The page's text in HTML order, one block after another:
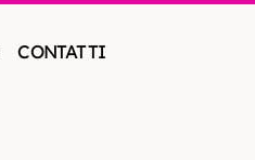
CONTATTI